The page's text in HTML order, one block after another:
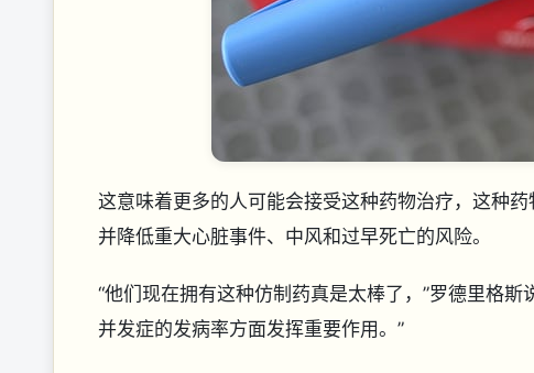
这意味着更多的人可能会接受这种药物治疗，这种
并降低重大心脏事件、中风和过早死亡的风险。
“他们现在拥有这种仿制药真是太棒了，”罗德里格
并发症的发病率方面发挥重要作用。”